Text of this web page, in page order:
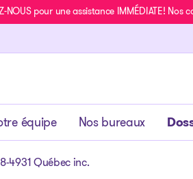
NOUS pour une assistance IMMÉDIATE!
équipe Nos bureaux
4931 Québec inc.